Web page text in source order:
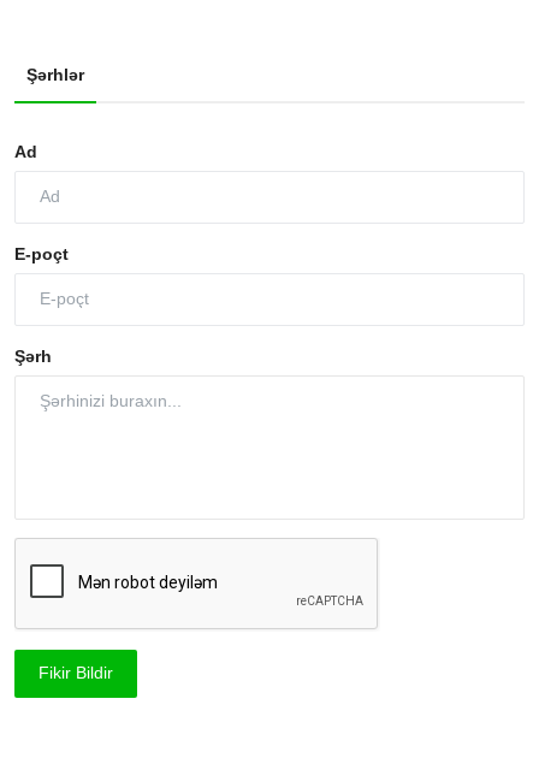
Şərhlər
Ad
E-poçt
Şərh
Fikir Bildir